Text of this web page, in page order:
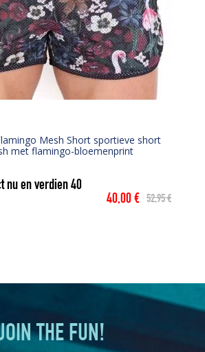
Mesh Short sportieve short
met flamingo-bloemenprint
nu en verdien40
52,95€
Oorspronkelijke
40,00€
Huidige
THE FUN!